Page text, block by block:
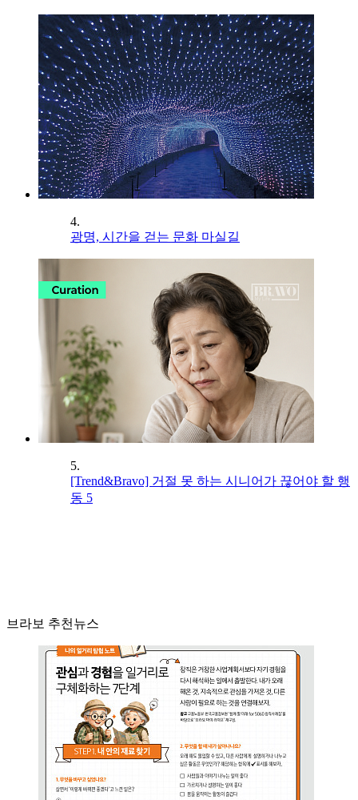
4.
광명, 시간을 걷는 문화 마실길
5.
[Trend&Bravo] 거절 못 하는 시니어가 끊어야 할 행
동 5
브라보 추천뉴스